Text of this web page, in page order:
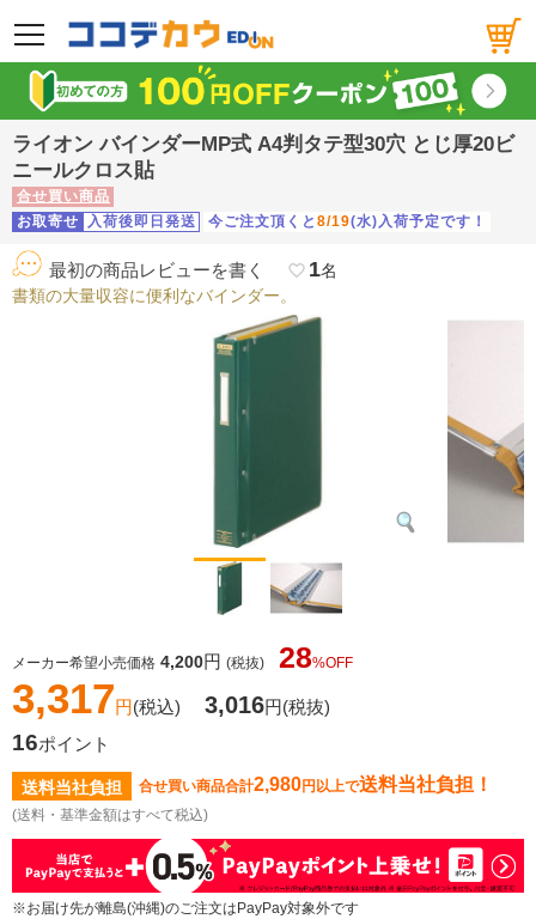
メニュー
ライオン バインダーMP式 A4判タテ型30穴 とじ厚20ビ
ニールクロス貼
合せ買い商品
お取寄せ
入荷後即日発送 今ご注文頂くと 8/19(水)入荷予定です！
最初の商品レビューを書く favorite_border 1名
書類の大量収容に便利なバインダー。
メーカー希望小売価格 4,200円 (税抜) 28%OFF
3,317円(税込) 3,016円(税抜)
16ポイント
送料当社負担 合せ買い商品合計2,980円以上で送料当社負担！
(送料・基準金額はすべて税込)
※お届け先が離島(沖縄)のご注文はPayPay対象外です